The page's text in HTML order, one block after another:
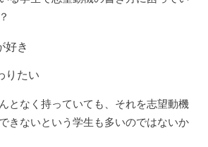
好き
りたい
となく持っていても、それを志望動機
きないという学生も多いのではないか